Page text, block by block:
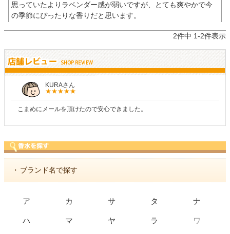
思っていたよりラベンダー感が弱いですが、とても爽やかで今
の季節にぴったりな香りだと思います。
2件中 1-2件表示
KURAさん
こまめにメールを頂けたので安心できました。
・ ブランド名で探す
ア カ サ タ ナ
ハ マ ヤ ラ ワ